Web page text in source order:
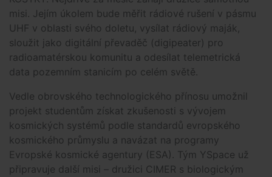
misi. Jejím úkolem bude měřit rádiové rušení v pásmu
UHF v oblasti svého doletu, vysílat rádiový maják,
sloužit jako digitální převaděč (digipeater) pro
radioamatérskou komunitu a odesílat telemetrická
data pozemním stanicím po celém světě.
Vedle obrovského technologického přínosu umožnil
projekt studentům získat zkušenosti s vývojem
kosmických systémů podle standardů evropského
kosmického průmyslu a navázat na programy
Evropské kosmické agentury (ESA). Tým YSpace už
připravuje další misi – družici CIMER s biologickým